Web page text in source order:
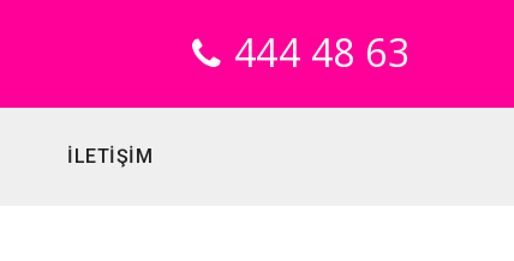
444 48 63
İLETİŞİM